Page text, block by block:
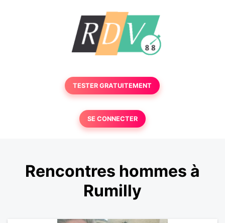
TESTER GRATUITEMENT
SE CONNECTER
Rencontres hommes à
Rumilly